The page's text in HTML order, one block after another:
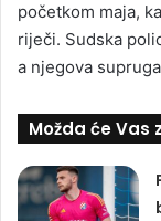
početkom maja,
riječi. Sudska
a njegova
Možda će Vas